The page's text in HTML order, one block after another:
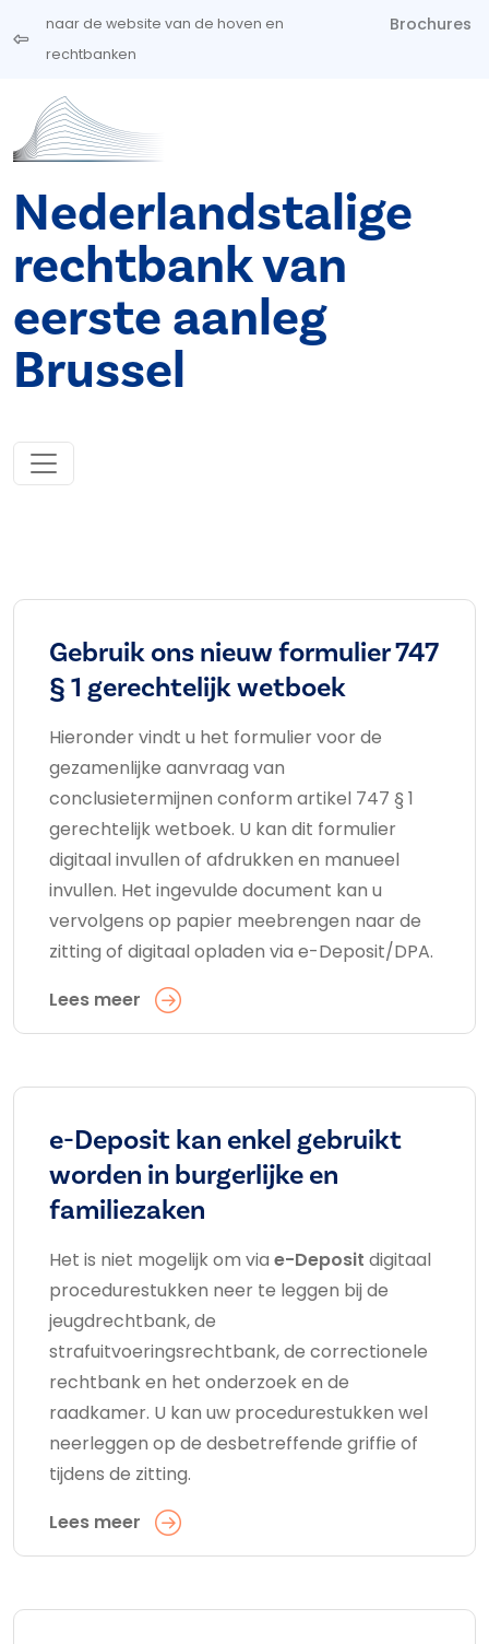
Overslaan en naar de inhoud gaan
naar de website van de hoven en
rechtbanken
Brochures
Nederlandstalige
rechtbank van
eerste aanleg
Brussel
Gebruik ons nieuw formulier 747
§ 1 gerechtelijk wetboek
Hieronder vindt u het formulier voor de
gezamenlijke aanvraag van
conclusietermijnen conform artikel 747 § 1
gerechtelijk wetboek. U kan dit formulier
digitaal invullen of afdrukken en manueel
invullen. Het ingevulde document kan u
vervolgens op papier meebrengen naar de
zitting of digitaal opladen via e-Deposit/DPA.
Lees meer
e-Deposit kan enkel gebruikt
worden in burgerlijke en
familiezaken
Het is niet mogelijk om via e-Deposit digitaal
procedurestukken neer te leggen bij de
jeugdrechtbank, de
strafuitvoeringsrechtbank, de correctionele
rechtbank en het onderzoek en de
raadkamer. U kan uw procedurestukken wel
neerleggen op de desbetreffende griffie of
tijdens de zitting.
Lees meer